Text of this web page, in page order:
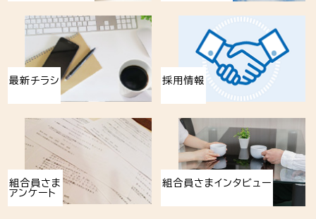
最新チラシ 採用情報
組合員さま
アンケート
組合員さまインタビュー